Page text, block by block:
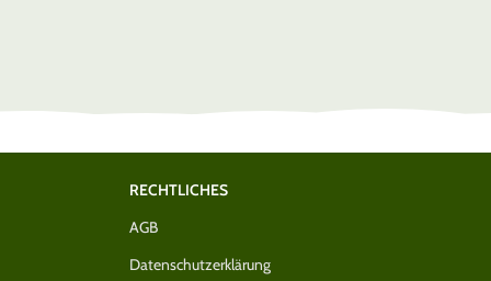
RECHTLICHES
AGB
Datenschutzerklärung